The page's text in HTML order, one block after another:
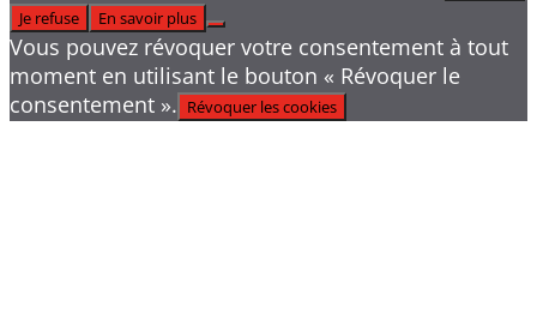
Je refuse
En savoir plus
Vous pouvez révoquer votre consentement à tout
moment en utilisant le bouton « Révoquer le
consentement ». Révoquer les cookies